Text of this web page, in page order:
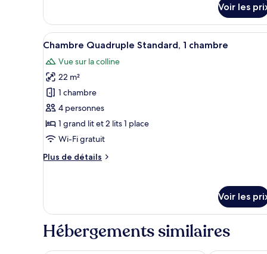
l'eau
le
type
de
Appartement
Supérieur,
terrasse,
sur
l'eau
Voir les
Afficher
toutes
les
photos
pour
ce
type
de
chambre :
Chambre
chambre
Une chambre moderne et
5
Chambre Quadruple Standard, 1 chambre
Vue sur la colline
22 m²
1 chambre
4 personnes
1 grand lit et 2 lits 1 place
Wi-Fi gratuit
Plus de détails
Plus
type
chambre
Voir les
Hébergements similaires